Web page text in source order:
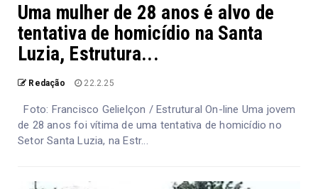
Uma mulher de 28 anos é alvo de
tentativa de homicídio na Santa
Luzia, Estrutura...
Redação 22.2.25
Foto: Francisco Gelielçon / Estrutural On-line Uma jovem
de 28 anos foi vítima de uma tentativa de homicídio no
Setor Santa Luzia, na Estr...